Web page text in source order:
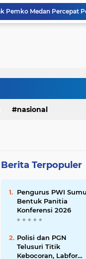
nasional
Berita Terpopuler
Pengurus PWI
Bentuk Panitia
Konferensi 2026
Polisi dan PGN
Telusuri Titik
Kebocoran, Labfor